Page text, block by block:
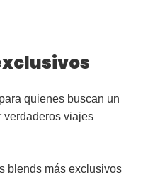
quienes buscan un
verdaderos viajes
blends más exclusivos